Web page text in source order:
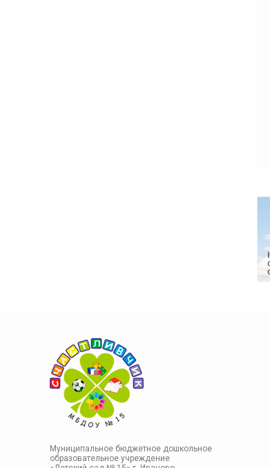
Муниципальное бюджетное дошкольное
образовательное учреждение